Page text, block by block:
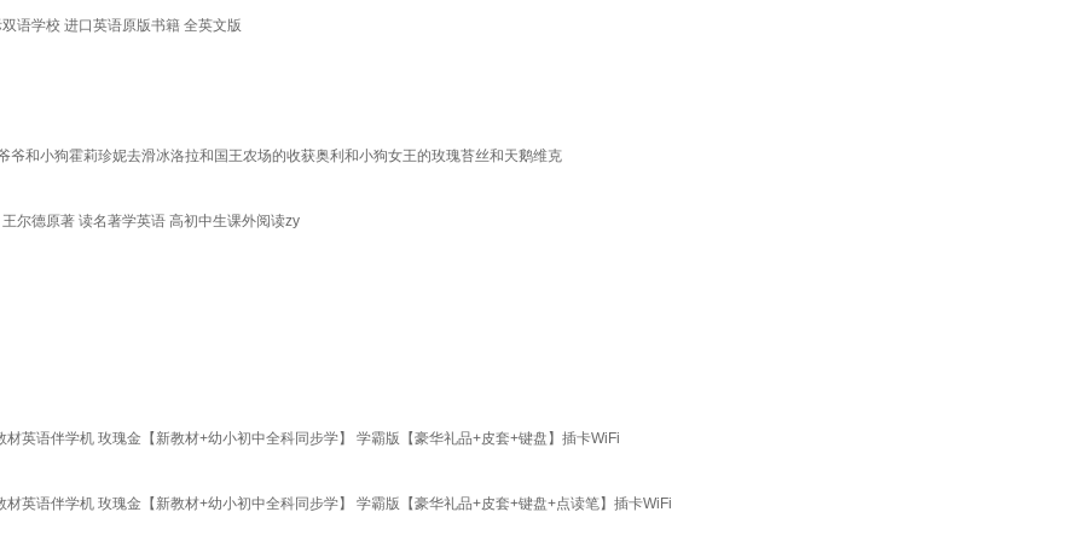
语学校 进口英语原版书籍 全英文版
和小狗霍莉珍妮去滑冰洛拉和国王农场的收获奥利和小狗女王的玫瑰苔丝和天鹅维克
尔德原著 读名著学英语 高初中生课外阅读zy
英语伴学机 玫瑰金【新教材+幼小初中全科同步学】 学霸版【豪华礼品+皮套+键盘】插卡WiFi
英语伴学机 玫瑰金【新教材+幼小初中全科同步学】 学霸版【豪华礼品+皮套+键盘+点读笔】插卡WiFi